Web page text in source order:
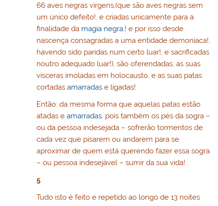
66 aves negras virgens,(que são aves negras sem
um único defeito!, e criadas unicamente para a
finalidade da magia negra,! e por isso desde
nascença consagradas a uma entidade demoníaca!,
havendo sido paridas num certo luar!, e sacrificadas
noutro adequado luar!), são oferendadas, as suas
vísceras imoladas em holocausto, e as suas patas
cortadasamarradas e ligadas!
Então: da mesma forma que aquelas patas estão
atadas eamarradas, pois também os pés da sogra –
ou da pessoa indesejada – sofrerão tormentos de
cada vez que pisarem ou andarem para se
aproximar de quem está querendo fazer essa sogra
– ou pessoa indesejável – sumir da sua vida!
5
Tudo isto é feito e repetido ao longo de 13 noites